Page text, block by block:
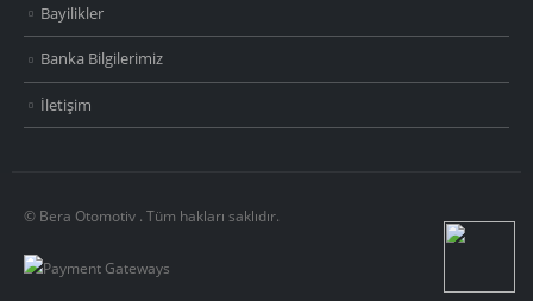
Bayilikler
Banka Bilgilerimiz
İletişim
© Bera Otomotiv . Tüm hakları saklıdır.